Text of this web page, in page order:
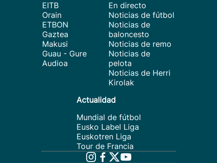
EITB
Orain
ETBON
Gaztea
Makusi
Guau - Gure
Audioa
En directo
Noticias de fútbol
Noticias de
baloncesto
Noticias de remo
Noticias de
pelota
Noticias de Herri
Kirolak
Actualidad
Mundial de fútbol
Eusko Label Liga
Euskotren Liga
Tour de Francia